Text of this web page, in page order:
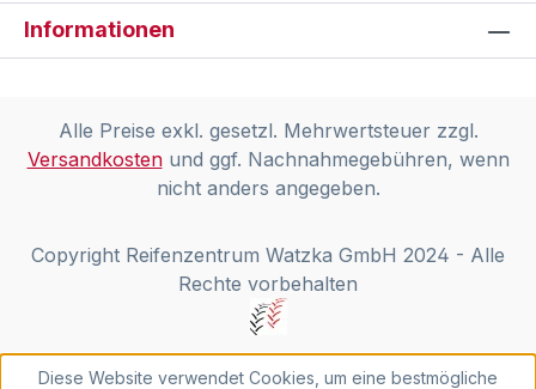
Informationen
Alle Preise exkl. gesetzl. Mehrwertsteuer zzgl.
Versandkostenund ggf. Nachnahmegebühren, wenn
nicht anders angegeben.
Copyright Reifenzentrum Watzka GmbH 2024 - Alle
Rechte vorbehalten
Diese Website verwendet Cookies, um eine bestmögliche